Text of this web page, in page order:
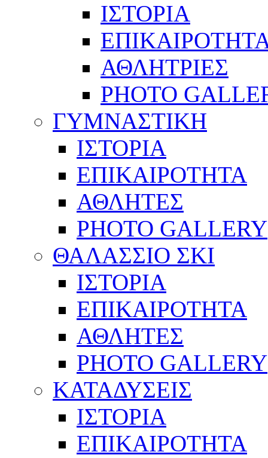
ΙΣΤΟΡΙΑ
ΑΘΛΗΤΡΙΕΣ
PHOTO
ΓΥΜΝΑΣΤΙΚΗ
ΙΣΤΟΡΙΑ
ΕΠΙΚΑΙΡΟΤΗΤΑ
ΑΘΛΗΤΕΣ
PHOTO GALLERY
ΘΑΛΑΣΣΙΟ ΣΚΙ
ΙΣΤΟΡΙΑ
ΕΠΙΚΑΙΡΟΤΗΤΑ
ΑΘΛΗΤΕΣ
PHOTO GALLERY
ΚΑΤΑΔΥΣΕΙΣ
ΙΣΤΟΡΙΑ
ΕΠΙΚΑΙΡΟΤΗΤΑ